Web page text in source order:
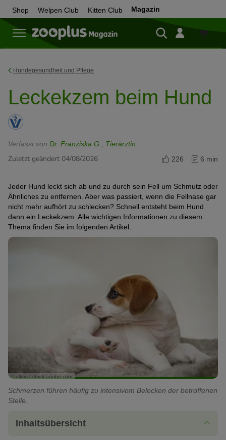
Shop Welpen Club Kitten Club Magazin
Zum
Hundegesundheit und Pflege
Leckekzem beim Hund
Verfasst von Dr. Franziska G., Tierärztin
Zuletzt geändert 04/08/2026 226 6 min
Jeder Hund leckt sich ab und zu durch sein Fell um Schmutz oder
Ähnliches zu entfernen. Aber was passiert, wenn die Fellnase gar
nicht mehr aufhört zu schlecken? Schnell entsteht beim Hund
dann ein Leckekzem. Alle wichtigen Informationen zu diesem
Thema finden Sie im folgenden Artikel.
© ulkas / stock.adobe.com
Schmerzen führen häufig zu intensivem Belecken der betroffenen
Stelle.
Inhaltsübersicht